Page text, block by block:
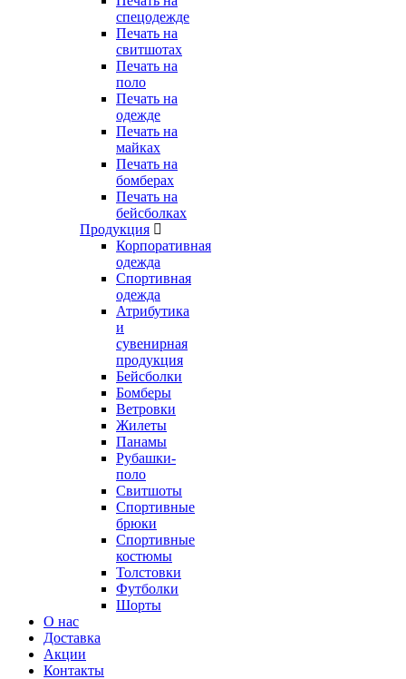
спецодежде
Печать на
свитшотах
Печать на
поло
Печать на
одежде
Печать на
майках
Печать на
бомберах
Печать на
бейсболках
Продукция
Корпоративная
одежда
Спортивная
одежда
Атрибутика
и
сувенирная
продукция
Бейсболки
Бомберы
Ветровки
Жилеты
Панамы
Рубашки-
поло
Свитшоты
Спортивные
брюки
Спортивные
костюмы
Толстовки
Футболки
Шорты
О нас
Доставка
Акции
Контакты